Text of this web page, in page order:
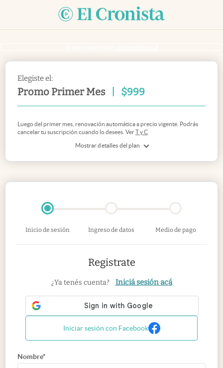
Elegiste el:
Promo Primer Mes $999
Mostrar detalles del plan
Luego del primer mes, renovación automática a precio vigente. Podrás
cancelar tu suscripción cuando lo desees. VerT y C
Inicio de sesión Ingreso de datos Medio de pago
Registrate
¿Ya tenés cuenta? Iniciá sesión acá
Iniciar sesión con Facebook
Nombre*